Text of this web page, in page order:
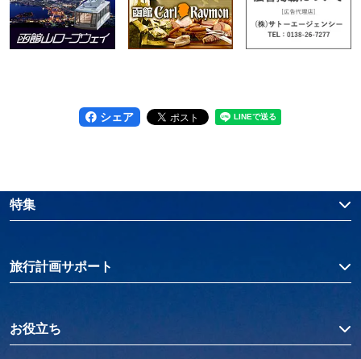
シェア
特集
旅行計画サポート
お役立ち